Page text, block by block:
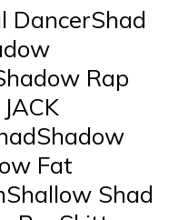
DancerShad
Rap
Fat
Shad